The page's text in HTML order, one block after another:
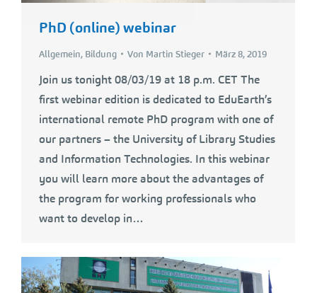
PhD (online) webinar
Allgemein, Bildung Von Martin Stieger März 8, 2019
Join us tonight 08/03/19 at 18 p.m. CET The
first webinar edition is dedicated to EduEarth’s
international remote PhD program with one of
our partners – the University of Library Studies
and Information Technologies. In this webinar
you will learn more about the advantages of
the program for working professionals who
want to develop in…